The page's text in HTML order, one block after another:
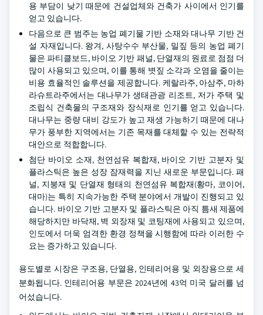
용 부담이 낮기 때문에 건설업체와 건축가 사이에서 인기를
얻고 있습니다.
다음으로 큰 범주는 농업 폐기물 기반 소재와 대나무 기반 건
설 자재입니다. 왕겨, 사탕수수 부산물, 밀짚 등의 농업 폐기
물은 파티클보드, 바이오 기반 패널, 단열재의 원료로 점점 더
많이 사용되고 있으며, 이를 통해 볏짚 소각과 오염을 줄이는
비용 효율적인 솔루션을 제공합니다. 케랄라주, 아삼주, 마하
라슈트라주에서는 대나무가 생태관광 리조트, 저가 주택 및
조립식 건축물의 구조재와 장식재로 인기를 얻고 있습니다.
대나무는 중량 대비 강도가 높고 재생 가능하기 때문에 대나
무가 풍부한 지역에서는 기존 목재를 대체할 수 있는 전략적
대안으로 적합합니다.
첨단 바이오 소재, 천연섬유 복합재, 바이오 기반 고분자 및
플라스틱은 높은 성장 잠재력을 지닌 새로운 부문입니다. 패
널, 지붕재 및 단열재 형태의 천연섬유 복합재(황마, 코이어,
대마)는 특히 지속가능한 주택 분야에서 개발이 진행되고 있
습니다. 바이오 기반 고분자 및 플라스틱은 아직 틈새 제품에
해당하지만 바닥재, 벽 외장재 및 코팅재에 사용되고 있으며,
인도에서 더욱 엄격한 환경 정책을 시행함에 따라 이러한 수
요는 증가하고 있습니다.
용도별로 시장은 구조용, 단열용, 인테리어용 및 외장용으로 세
분화됩니다. 인테리어용 부문은 2024년에 43억 미국 달러를 넘
어섰습니다.